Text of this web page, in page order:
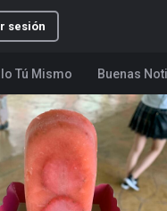
sesión
Tú Mismo Buenas